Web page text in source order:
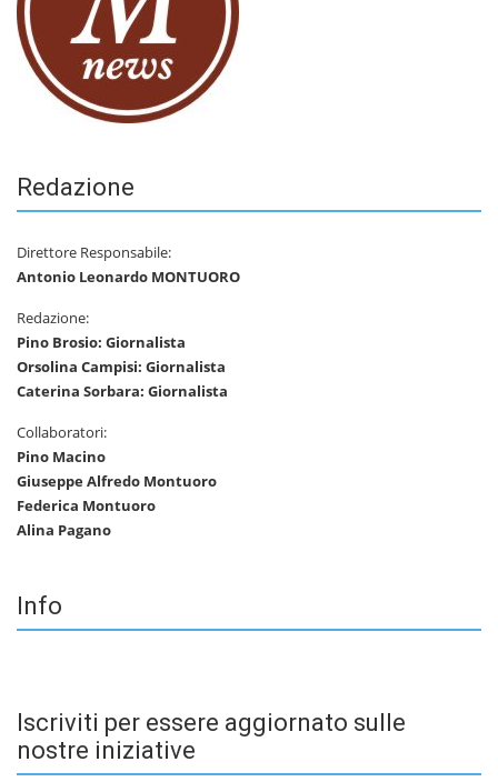
Redazione
Direttore Responsabile:
Antonio Leonardo MONTUORO
Redazione:
Pino Brosio: Giornalista
Orsolina Campisi: Giornalista
Caterina Sorbara: Giornalista
Collaboratori:
Pino Macino
Giuseppe Alfredo Montuoro
Federica Montuoro
Alina Pagano
Info
Iscriviti per essere aggiornato sulle
nostre iniziative